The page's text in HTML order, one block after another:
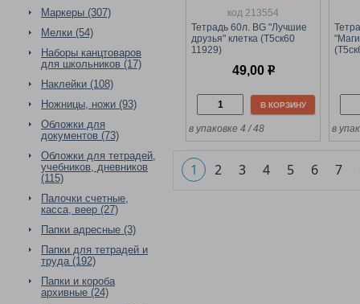
Маркеры (307)
Мелки (54)
Наборы канцтоваров
для школьников (17)
Наклейки (108)
Ножницы, ножи (93)
Обложки для
документов (73)
Обложки для тетрадей,
учебников, дневников
(115)
Палочки счетные,
касса, веер (27)
Папки адресные (3)
Папки для тетрадей и
труда (192)
Папки и короба
архивные (24)
код 213554
Тетрадь 60л. BG "Лучшие
друзья" клетка (Т5ск60
11929)
49,00 р
В КОРЗИНУ
в упаковке 4 / 48 в
1 2 3 4 5 6 7